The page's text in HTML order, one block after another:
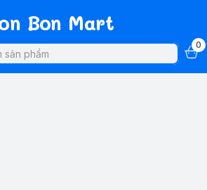
Bon Mart
0